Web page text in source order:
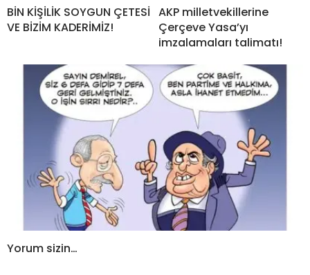
BİN KİŞİLİK SOYGUN ÇETESİ
VE BİZİM KADERİMİZ!
AKP milletvekillerine
Çerçeve Yasa’yı
imzalamaları talimatı!
Yorum sizin…